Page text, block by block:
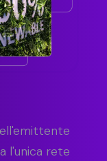
l'unica rete